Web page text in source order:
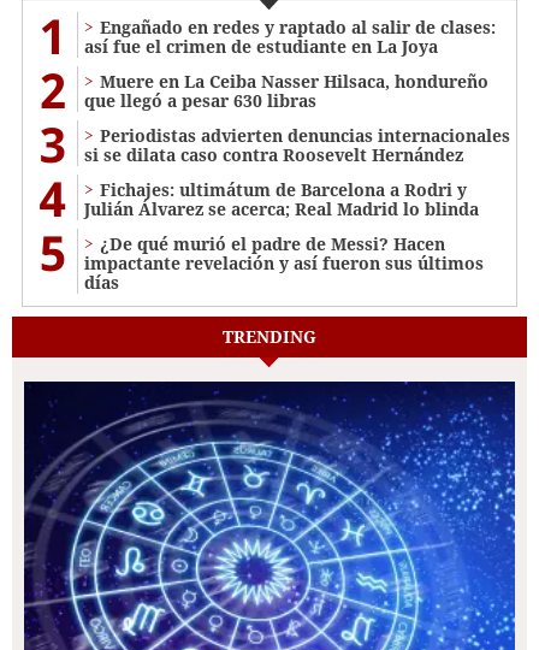
1
Engañado en redes y raptado al salir de clases:
así fue el crimen de estudiante en La Joya
2
Muere en La Ceiba Nasser Hilsaca, hondureño
que llegó a pesar 630 libras
3
Periodistas advierten denuncias internacionales
si se dilata caso contra Roosevelt Hernández
4
Fichajes: ultimátum de Barcelona a Rodri y
Julián Álvarez se acerca; Real Madrid lo blinda
5
¿De qué murió el padre de Messi? Hacen
impactante revelación y así fueron sus últimos
días
TRENDING